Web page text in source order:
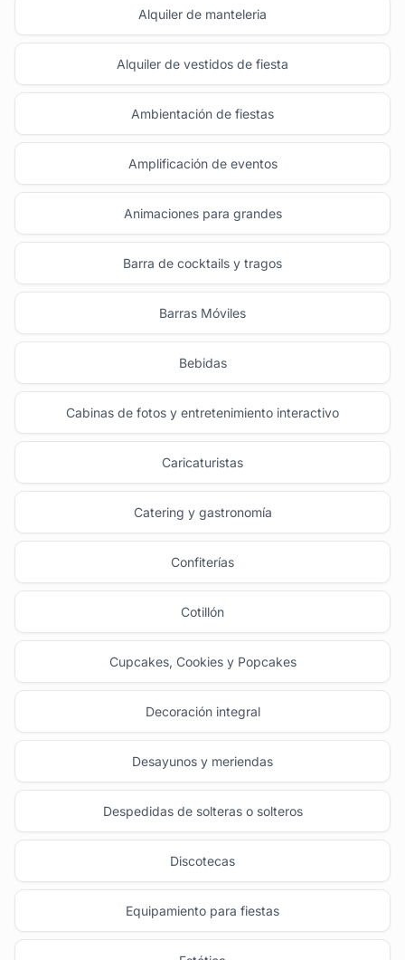
Alquiler de manteleria
Alquiler de vestidos de fiesta
Ambientación de fiestas
Amplificación de eventos
Animaciones para grandes
Barra de cocktails y tragos
Barras Móviles
Bebidas
Cabinas de fotos y entretenimiento interactivo
Caricaturistas
Catering y gastronomía
Confiterías
Cotillón
Cupcakes, Cookies y Popcakes
Decoración integral
Desayunos y meriendas
Despedidas de solteras o solteros
Discotecas
Equipamiento para fiestas